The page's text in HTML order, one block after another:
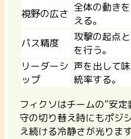
視野の広さ 全体の動き
える。
パス精度
攻撃の起点
を行う。
リーダーシ
ップ
声を出して
統率する。
フィクソはチームの“安
守の切り替え時にもポジ
え続ける冷静さが光ります